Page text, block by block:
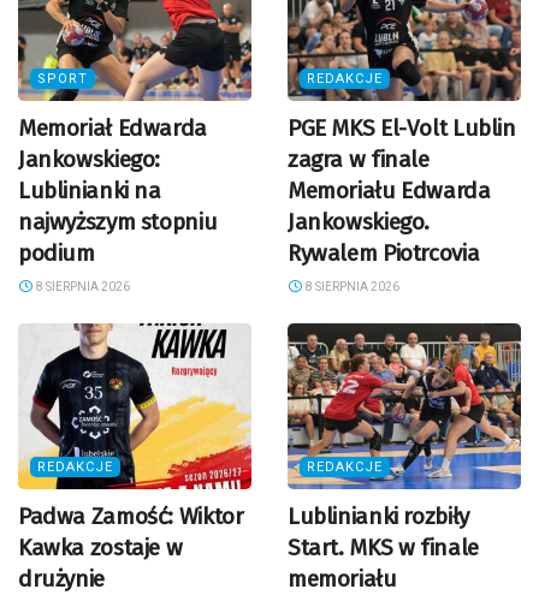
SPORT
Memoriał Edwarda
Jankowskiego:
Lublinianki na
najwyższym stopniu
podium
8 SIERPNIA 2026
REDAKCJE
PGE MKS El-Volt Lublin
zagra w finale
Memoriału Edwarda
Jankowskiego.
Rywalem Piotrcovia
8 SIERPNIA 2026
REDAKCJE
Padwa Zamość: Wiktor
Kawka zostaje w
drużynie
REDAKCJE
Lublinianki rozbiły
Start. MKS w finale
memoriału